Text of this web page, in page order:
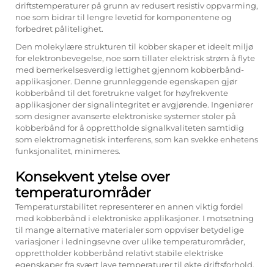
driftstemperaturer på grunn av redusert resistiv oppvarming,
noe som bidrar til lengre levetid for komponentene og
forbedret pålitelighet.
Den molekylære strukturen til kobber skaper et ideelt miljø
for elektronbevegelse, noe som tillater elektrisk strøm å flyte
med bemerkelsesverdig lettighet gjennom kobberbånd-
applikasjoner. Denne grunnleggende egenskapen gjør
kobberbånd til det foretrukne valget for høyfrekvente
applikasjoner der signalintegritet er avgjørende. Ingeniører
som designer avanserte elektroniske systemer stoler på
kobberbånd for å opprettholde signalkvaliteten samtidig
som elektromagnetisk interferens, som kan svekke enhetens
funksjonalitet, minimeres.
Konsekvent ytelse over
temperaturområder
Temperaturstabilitet representerer en annen viktig fordel
med kobberbånd i elektroniske applikasjoner. I motsetning
til mange alternative materialer som oppviser betydelige
variasjoner i ledningsevne over ulike temperaturområder,
opprettholder kobberbånd relativt stabile elektriske
egenskaper fra svært lave temperaturer til økte driftsforhold.